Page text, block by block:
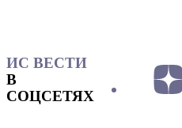
ИС ВЕСТИ
В
СОЦСЕТЯХ